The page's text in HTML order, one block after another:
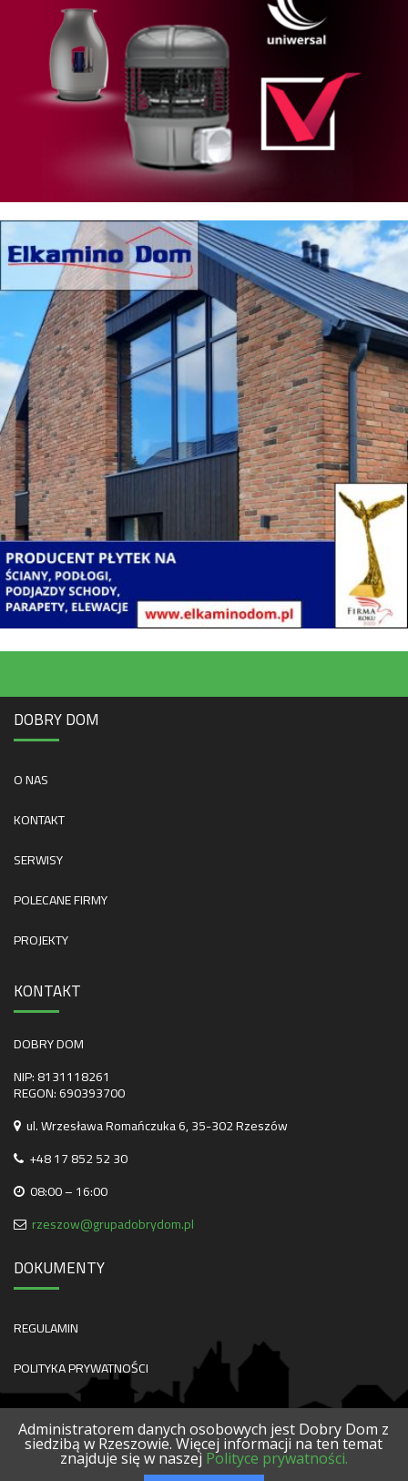
DOBRY DOM
O NAS
KONTAKT
SERWISY
POLECANE FIRMY
PROJEKTY
KONTAKT
DOBRY DOM
NIP: 8131118261
REGON: 690393700
ul. Wrzesława Romańczuka 6, 35-302 Rzeszów
+48 17 852 52 30
08:00 – 16:00
rzeszow@grupadobrydom.pl
DOKUMENTY
REGULAMIN
POLITYKA PRYWATNOŚCI
Administratorem danych osobowych jest Dobry Dom z
siedzibą w Rzeszowie. Więcej informacji na ten temat
znajduje się w naszej Polityce prywatności.